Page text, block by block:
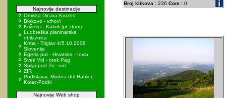
Najnovije destinacije
Omiska Dinara Kruzno
Biokovo - vrhovi
Križevci - Kalnik (pl. dom)
Ludbreška planinarska
obilaznica
Krma - Triglav 4/5.10.2008
Slovenija
Egeria put - Hrvatska - Iovia
Sveti Vid - otok Pag
Spilja pod Zir - om
ZIR
Podkilavac-Mudna dol-Hahlići-
Kolac-Podki
Najnovije Web shop
Broj klikova :236 Com :0